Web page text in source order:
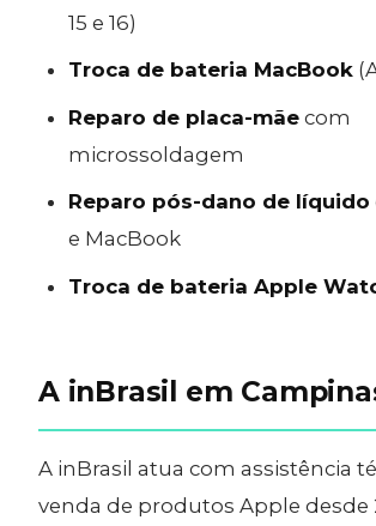
15 e 16)
Troca de bateria MacBook
Reparo de placa-mãe com
microssoldagem
Reparo pós-dano de líquido
e MacBook
Troca de bateria Apple
A inBrasil em
A inBrasil atua com assistência
venda de produtos Apple desde